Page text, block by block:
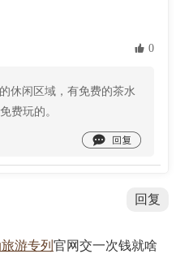
 0
休闲区域，有免费的茶水
费玩的。

回复
游专列 官网交一次钱就啥